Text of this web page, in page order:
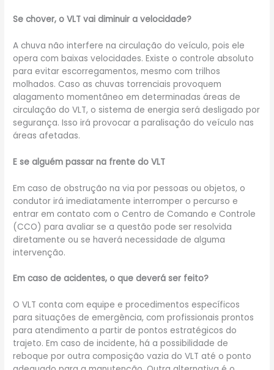
Se chover, o VLT vai diminuir a velocidade?
A chuva não interfere na circulação do veículo, pois ele
opera com baixas velocidades. Existe o controle absoluto
para evitar escorregamentos, mesmo com trilhos
molhados. Caso as chuvas torrenciais provoquem
alagamento momentâneo em determinadas áreas de
circulação do VLT, o sistema de energia será desligado por
segurança. Isso irá provocar a paralisação do veículo nas
áreas afetadas.
E se alguém passar na frente do VLT
Em caso de obstrução na via por pessoas ou objetos, o
condutor irá imediatamente interromper o percurso e
entrar em contato com o Centro de Comando e Controle
(CCO) para avaliar se a questão pode ser resolvida
diretamente ou se haverá necessidade de alguma
intervenção.
Em caso de acidentes, o que deverá ser feito?
O VLT conta com equipe e procedimentos específicos
para situações de emergência, com profissionais prontos
para atendimento a partir de pontos estratégicos do
trajeto. Em caso de incidente, há a possibilidade de
reboque por outra composição vazia do VLT até o ponto